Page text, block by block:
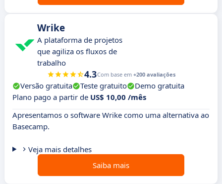
Wrike
A plataforma de projetos
que agiliza os fluxos de
trabalho
4.3Com base em +200 avaliações
Versão gratuita Teste gratuito
Demo gratuita
Plano pago a partir de US$ 10,00 /mês
Apresentamos o software Wrike como uma alternativa ao
Basecamp.
Veja mais detalhes
Saiba mais